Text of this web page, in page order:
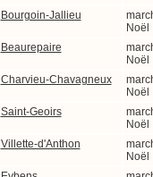
Bourgoin-Jallieu
Noël
Beaurepaire
Noël
Charvieu-Chavagneux
Noël
Saint-Geoirs
Noël
Villette-d'Anthon
Noël